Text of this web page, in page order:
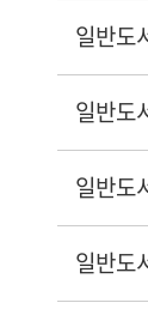
일반도
일반도
일반도
일반도